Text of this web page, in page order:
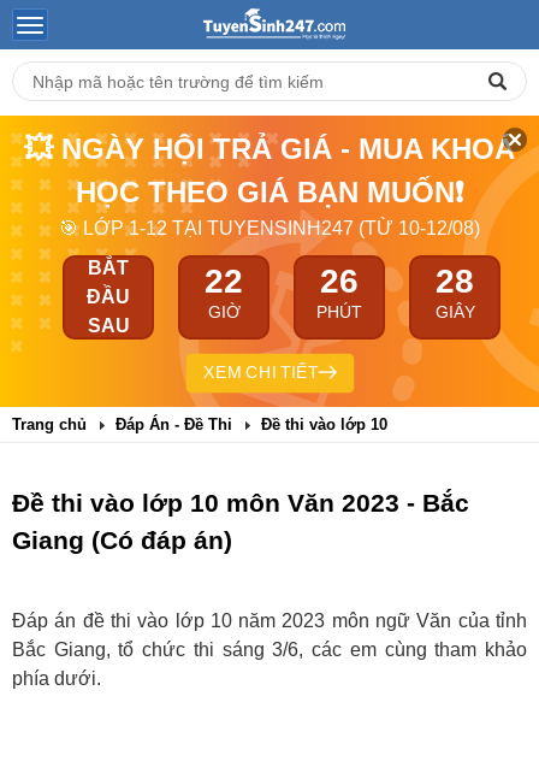
💥 NGÀY HỘI TRẢ GIÁ - MUA KHOÁ
HỌC THEO GIÁ BẠN MUỐN❗
🎯 LỚP 1-12 TẠI TUYENSINH247 (TỪ 10-12/08)
BẮT
ĐẦU
SAU
22
GIỜ
26
PHÚT
27
GIÂY
XEM CHI TIẾT
Trang chủ Đáp Án - Đề Thi Đề thi vào lớp 10
Đề thi vào lớp 10 môn Văn 2023 - Bắc
Giang (Có đáp án)
Đáp án đề thi vào lớp 10 năm 2023 môn ngữ Văn của tỉnh
Bắc Giang, tổ chức thi sáng 3/6, các em cùng tham khảo
phía dưới.